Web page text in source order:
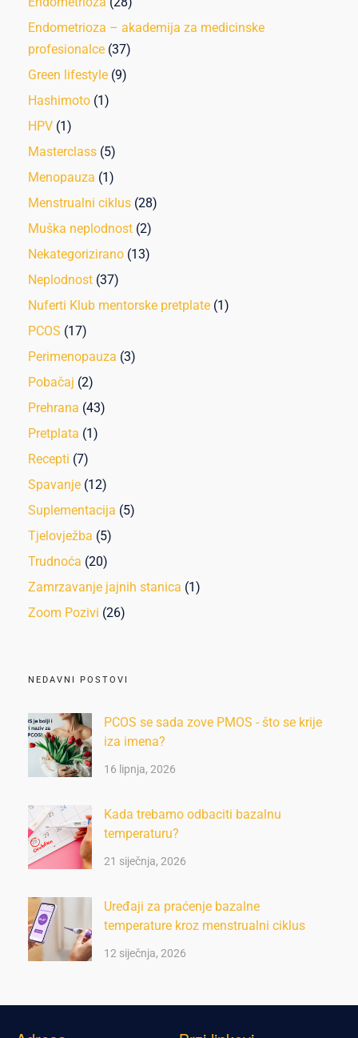
Endometrioza – akademija za medicinske
profesionalce (37)
Green lifestyle (9)
Hashimoto (1)
HPV (1)
Masterclass (5)
Menopauza (1)
Menstrualni ciklus (28)
Muška neplodnost (2)
Nekategorizirano (13)
Neplodnost (37)
Nuferti Klub mentorske pretplate (1)
PCOS (17)
Perimenopauza (3)
Pobačaj (2)
Prehrana (43)
Pretplata (1)
Recepti (7)
Spavanje (12)
Suplementacija (5)
Tjelovježba (5)
Trudnoća (20)
Zamrzavanje jajnih stanica (1)
Zoom Pozivi (26)
NEDAVNI POSTOVI
PCOS se sada zove PMOS - što se krije
iza imena?
16 lipnja, 2026
Kada trebamo odbaciti bazalnu
temperaturu?
21 siječnja, 2026
Uređaji za praćenje bazalne
temperature kroz menstrualni ciklus
12 siječnja, 2026